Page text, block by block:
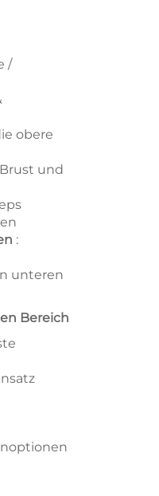
/
obere
und
:
unteren
Bereich